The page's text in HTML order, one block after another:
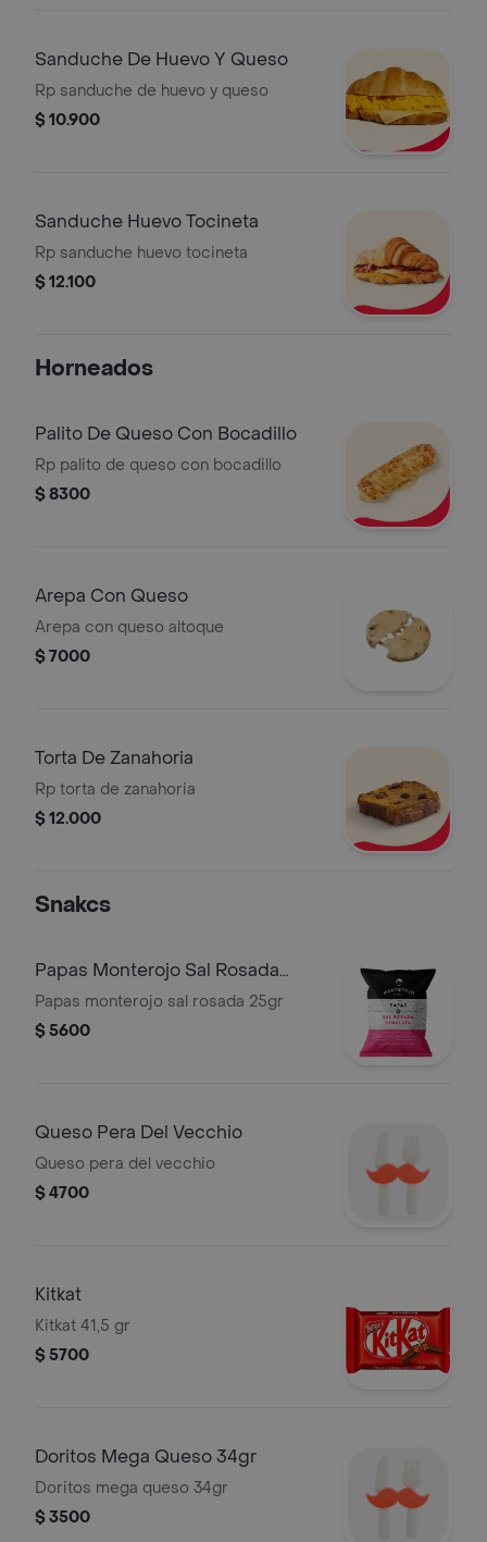
Sanduche De Huevo Y Queso
Rp sanduche de huevo y queso
$ 10.900
Sanduche Huevo Tocineta
Rp sanduche huevo tocineta
$ 12.100
Horneados
Palito De Queso Con Bocadillo
Rp palito de queso con bocadillo
$ 8300
Arepa Con Queso
Arepa con queso altoque
$ 7000
Torta De Zanahoria
Rp torta de zanahoria
$ 12.000
Snakcs
Papas Monterojo Sal Rosada
25gr
Papas monterojo sal rosada 25gr
$ 5600
Queso Pera Del Vecchio
Queso pera del vecchio
$ 4700
Kitkat
Kitkat 41,5 gr
$ 5700
Doritos Mega Queso 34gr
Doritos mega queso 34gr
$ 3500